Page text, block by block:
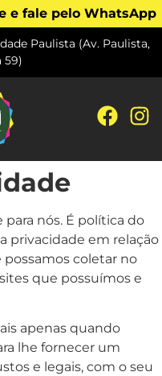
e fale pelo WhatsApp
Paulista (Av. Paulista,
59)
nós. É política do
privacidade em relação
coletar no
que possuímos e
apenas quando
lhe fornecer um
e legais, com o seu